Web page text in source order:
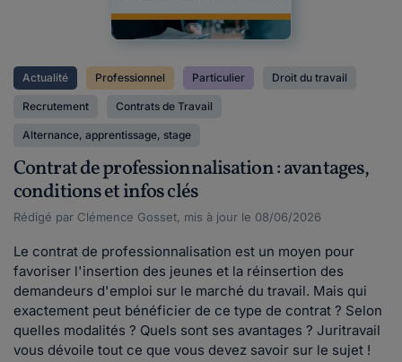
Actualité Professionnel Particulier Droit du travail
Recrutement Contrats de Travail
Alternance, apprentissage, stage
Contrat de professionnalisation : avantages,
conditions et infos clés
Rédigé par Clémence Gosset, mis à jour le 08/06/2026
Le contrat de professionnalisation est un moyen pour
favoriser l'insertion des jeunes et la réinsertion des
demandeurs d'emploi sur le marché du travail. Mais qui
exactement peut bénéficier de ce type de contrat ? Selon
quelles modalités ? Quels sont ses avantages ? Juritravail
vous dévoile tout ce que vous devez savoir sur le sujet !